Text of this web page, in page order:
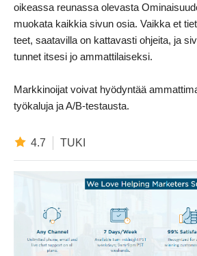
oikeassa reunassa olevasta
muokata kaikkia sivun osia. Vaikka et
teet, saatavilla on kattavasti ohjeita, ja
tunnet itsesi jo ammattilaiseksi.
Markkinoijat voivat hyödyntää
työkaluja ja A/B-testausta.
4.7 TUKI